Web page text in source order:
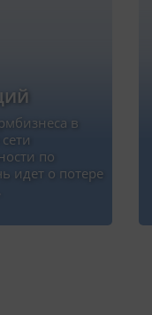
в
по
идет о потере